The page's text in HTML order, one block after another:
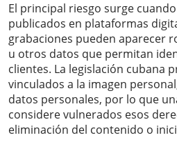
El principal riesgo surge
publicados en plataformas
grabaciones pueden aparecer
u otros datos que permitan
clientes. La legislación cubana
vinculados a la imagen
datos personales, por lo que
considere vulnerados esos
eliminación del contenido o